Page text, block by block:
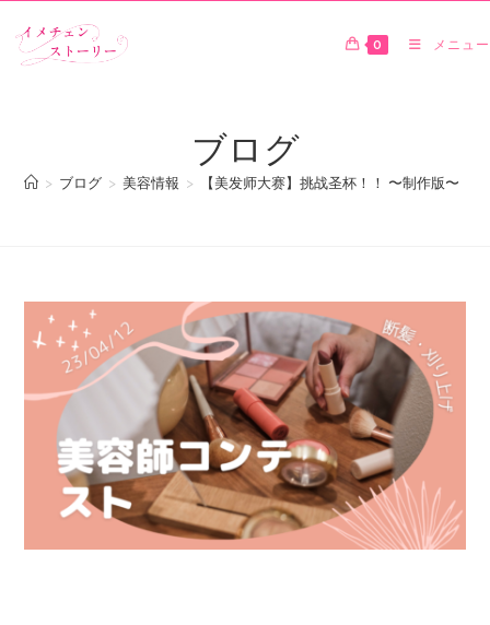
0 メニュー
ブログ
> ブログ > 美容情報 > 【美发师大赛】挑战圣杯！！ 〜制作版〜【